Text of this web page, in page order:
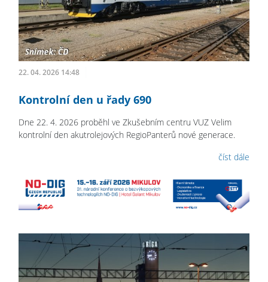
22. 04. 2026 14:48
Kontrolní den u řady 690
Dne 22. 4. 2026 proběhl ve Zkušebním centru VUZ Velim
kontrolní den akutrolejových RegioPanterů nové generace.
číst dále